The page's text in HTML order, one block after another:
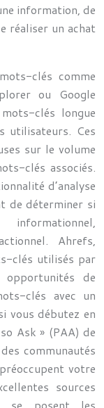
information, de
réaliser un achat
clés comme
ou Google
clés longue
utilisateurs. Ces
sur le volume
clés associés.
d’analyse
de déterminer si
Ahrefs,
clés utilisés par
de
clés avec un
vous débutez en
Ask » (PAA) de
communautés
votre
sources